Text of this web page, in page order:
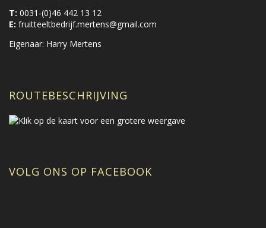
T: 0031-(0)46 442 13 12
E:fruitteeltbedrijf.mertens@gmail.com
Eigenaar: Harry Mertens
ROUTEBESCHRIJVING
VOLG ONS OP FACEBOOK